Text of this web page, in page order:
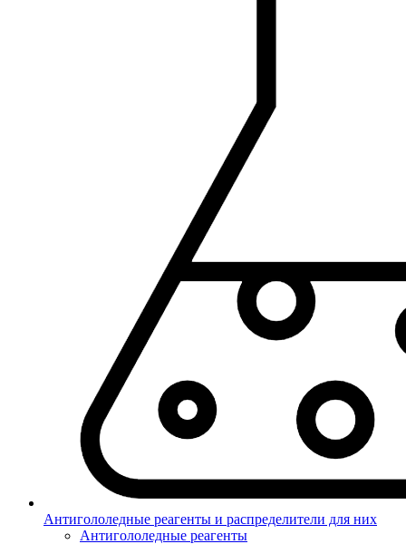
Антигололедные реагенты и распределители для них
Антигололедные реагенты